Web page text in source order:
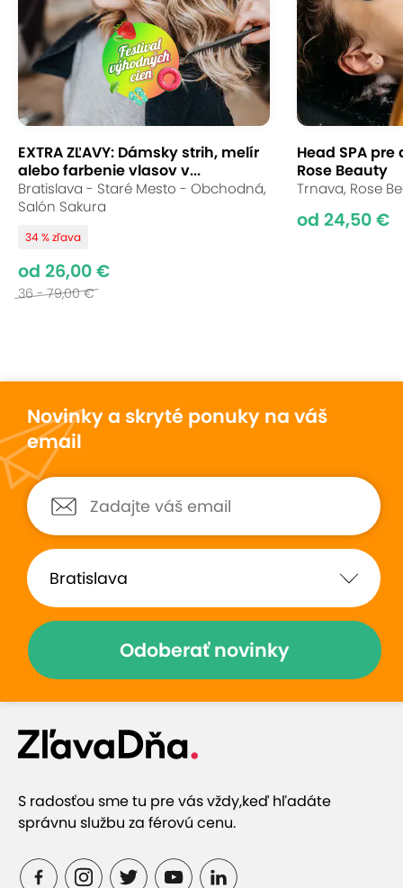
EXTRA ZĽAVY: Dámsky strih, melír
alebo farbenie vlasov v...
Bratislava - Staré Mesto - Obchodná,
Salón Sakura
34 % zľava
od 26,00 €
36 - 79,00 €
Head SPA
Rose Beauty
Trnava, Rose
od 24,50 €
Novinky a skryté ponuky na váš
email
Odoberať novinky
S radosťou sme tu pre vás vždy,keď hľadáte
správnu službu za férovú cenu.